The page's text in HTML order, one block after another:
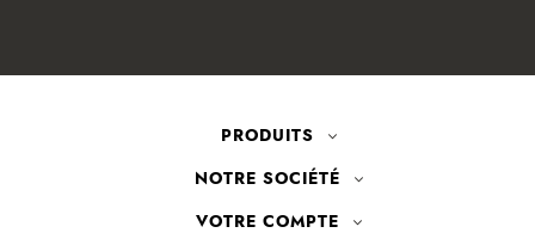
PRODUITS
NOTRE SOCIÉTÉ
VOTRE COMPTE